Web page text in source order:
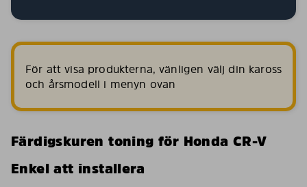
För att visa produkterna, vänligen välj din kaross
och årsmodell i menyn ovan
Färdigskuren toning för Honda CR-V
Enkel att installera